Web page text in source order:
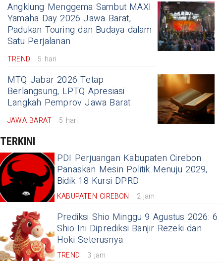
Angklung Menggema Sambut MAXI
Yamaha Day 2026 Jawa Barat,
Padukan Touring dan Budaya dalam
Satu Perjalanan
TREND 5 hari
MTQ Jabar 2026 Tetap
Berlangsung, LPTQ Apresiasi
Langkah Pemprov Jawa Barat
JAWA BARAT 5 hari
TERKINI
PDI Perjuangan Kabupaten Cirebon
Panaskan Mesin Politik Menuju 2029,
Bidik 18 Kursi DPRD
KABUPATEN CIREBON 2 jam
Prediksi Shio Minggu 9 Agustus 2026: 6
Shio Ini Diprediksi Banjir Rezeki dan
Hoki Seterusnya
TREND 3 jam